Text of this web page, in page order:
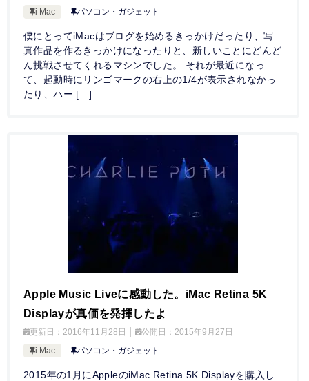
i Mac
パソコン・ガジェット
僕にとってiMacはブログを始めるきっかけだったり、写
真作品を作るきっかけになったりと、新しいことにどんど
ん挑戦させてくれるマシンでした。 それが最近になっ
て、起動時にリンゴマークの右上の1/4が表示されなかっ
たり、ハー […]
Apple Music Liveに感動した。iMac Retina 5K
Displayが真価を発揮したよ
更新日： 2016年11月28日 公開日： 2015年9月27日
i Mac
パソコン・ガジェット
2015年の1月にAppleのiMac Retina 5K Displayを購入し